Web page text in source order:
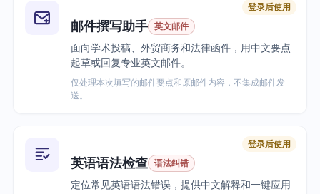
登录后使用
邮件撰写助手 英文邮件
面向学术投稿、外贸商务和法律函件，用中文要点
起草或回复专业英文邮件。
仅处理本次填写的邮件要点和原邮件内容，不集成邮件发
送。
登录后使用
英语语法检查 语法纠错
定位常见英语语法错误，提供中文解释和一键应用